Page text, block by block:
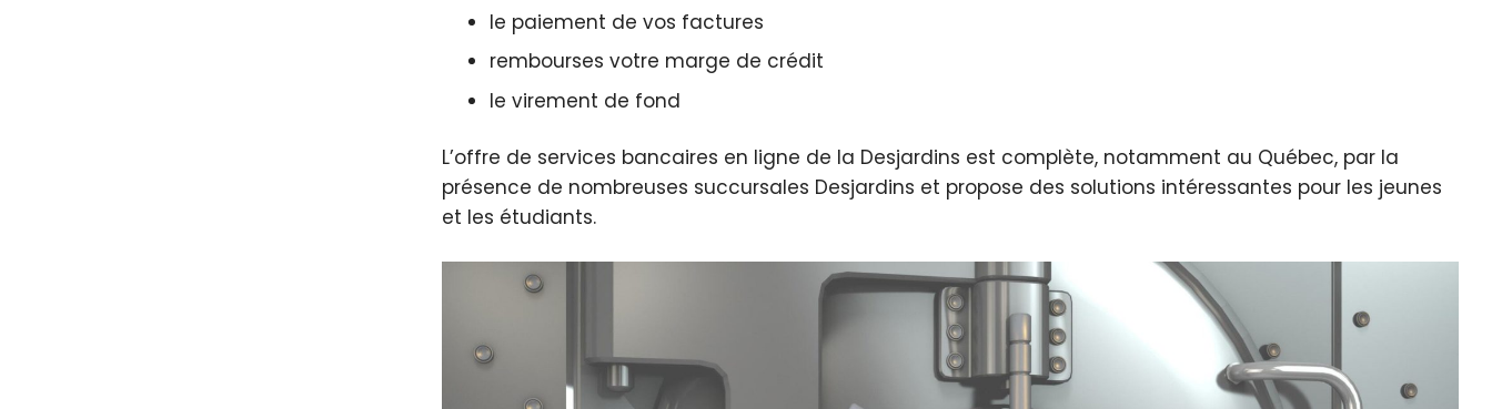
le paiement de vos factures
rembourses votre marge de crédit
le virement de fond
L’offre de services bancaires en ligne de la Desjardins est complète, notamment au Québec, par la
présence de nombreuses succursales Desjardins et propose des solutions intéressantes pour les jeunes
et les étudiants.